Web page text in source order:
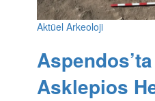
Aktüel Arkeoloji
Asklepios